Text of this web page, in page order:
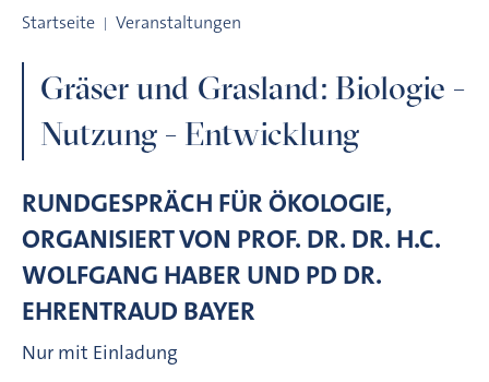
Startseite Veranstaltungen
Gräser und Grasland: Biologie -
Nutzung - Entwicklung
RUNDGESPRÄCH FÜR ÖKOLOGIE,
ORGANISIERT VON PROF. DR. DR. H.C.
WOLFGANG HABER UND PD DR.
EHRENTRAUD BAYER
Nur mit Einladung